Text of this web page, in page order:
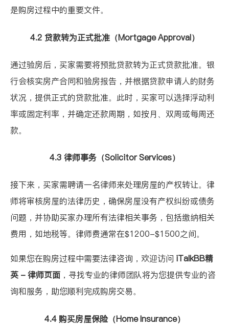
是购房过程中的重要文件。
4.2 贷款转为正式批准（Mortgage Approval）
通过验房后，买家需要将预批贷款转为正式贷款批准。银
行会核实房产合同和验房报告，并根据贷款申请人的财务
状况，提供正式的贷款批准。此时，买家可以选择浮动利
率或固定利率，并确定还款周期，如按月、双周或每周还
款。
4.3 律师事务（Solicitor Services）
接下来，买家需聘请一名律师来处理房屋的产权转让。律
师将审核房屋的法律历史，确保房屋没有产权纠纷或债务
问题，并协助买家办理所有法律相关事务，包括缴纳相关
费用，如地税等。律师费通常在$1200-$1500之间。
如果您在购房过程中需要法律咨询，欢迎访问 iTalkBB精
英 - 律师页面 ，寻找专业的律师团队将为您提供专业的咨
询和服务，助您顺利完成购房交易。
4.4 购买房屋保险（Home Insurance）